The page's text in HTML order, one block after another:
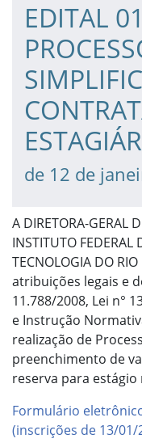
EDITAL
de 12 de
A DIRETORA-GERAL
INSTITUTO FEDERAL
TECNOLOGIA DO
atribuições legais e
11.788/2008, Lei n°
e Instrução
realização de
preenchimento de
reserva para
Formulário
(inscrições de 13/01/